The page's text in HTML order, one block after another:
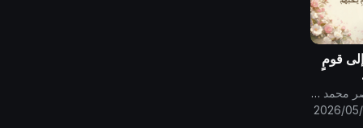
قومٍ
قناة الامام المهدي ناصر محمد اليماني
2026/